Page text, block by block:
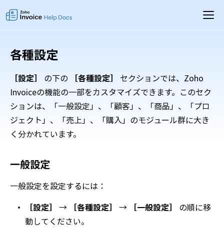
各種設定
［設定］ の下の ［各種設定］
セクションでは、Zoho
Invoiceの機能の一部をカスタマイズできます。このセク
ションは、「一般設定」、「顧客」、「商品」、「プロ
ジェクト」、「売上」、「購入」のモジュール群に大き
く分かれています。
一般設定
一般設定を設定するには：
［設定］
→ ［各種設定］ → ［一般設定］
の順に移
動してください。